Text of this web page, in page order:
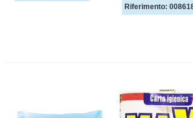
Riferimento: